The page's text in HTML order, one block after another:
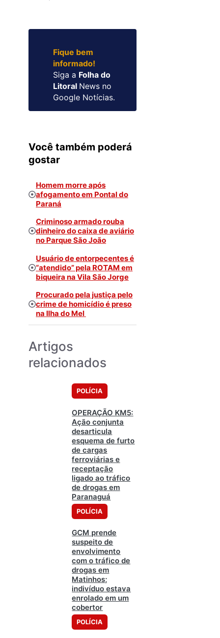
Fique bem
informado!
Siga a Folha do
Litoral News no
Google Notícias.
Você também poderá
gostar
Homem morre após
afogamento em Pontal do
Paraná
Criminoso armado rouba
dinheiro do caixa de aviário
no Parque São João
Usuário de entorpecentes é
“atendido” pela ROTAM em
biqueira na Vila São Jorge
Procurado pela justiça pelo
crime de homicídio é preso
na Ilha do Mel
Artigos
relacionados
POLÍCIA
OPERAÇÃO KM5:
Ação conjunta
desarticula
esquema de furto
de cargas
ferroviárias e
receptação
ligado ao tráfico
de drogas em
Paranaguá
POLÍCIA
GCM prende
suspeito de
envolvimento
com o tráfico de
drogas em
Matinhos;
indivíduo estava
enrolado em um
cobertor
POLÍCIA